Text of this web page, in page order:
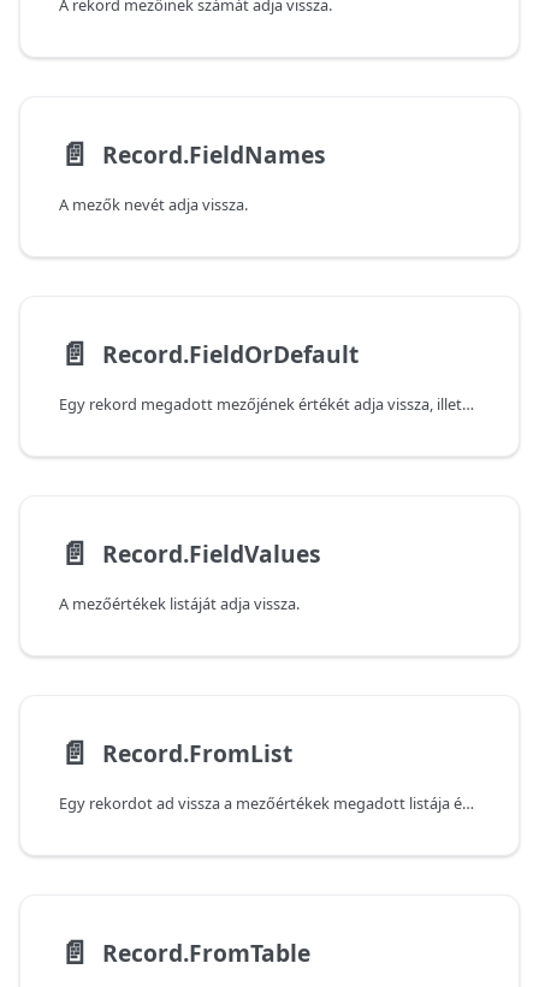
A rekord mezőinek számát adja vissza.
📄️ Record.FieldNames
A mezők nevét adja vissza.
📄️ Record.FieldOrDefault
Egy rekord megadott mezőjének értékét adja vissza, illetve az alapértelmezett értéket, ha a mező nem található.
📄️ Record.FieldValues
A mezőértékek listáját adja vissza.
📄️ Record.FromList
Egy rekordot ad vissza a mezőértékek megadott listája és a mezők halmaza alapján.
📄️ Record.FromTable